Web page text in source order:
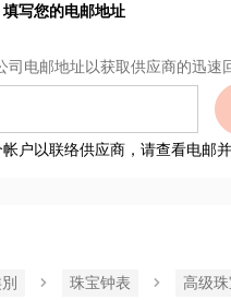
填写您的电邮地址
司电邮地址以获取供应商的迅速
户以联络供应商，请查看电邮并
珠宝钟表
高级